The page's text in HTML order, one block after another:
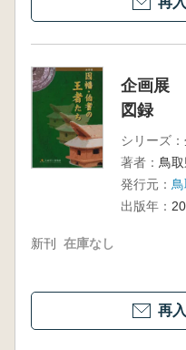
企画展
図録
シリーズ：
著者： 鳥
発行元：
出版年：
新刊 在庫なし
再